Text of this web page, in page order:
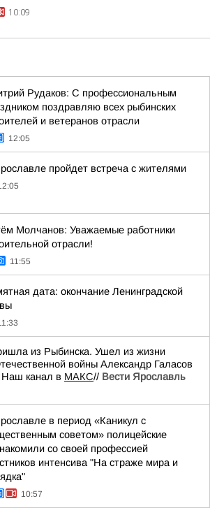
10:09
Рудаков: С профессиональным
поздравляю всех рыбинских
и ветеранов отрасли
12:05
пройдет встреча с жителями
Молчанов: Уважаемые работники
отрасли!
11:55
дата: окончание Ленинградской
из Рыбинска. Ушел из жизни
войны Александр Галасов
канал в МАКС// Вести Ярославль
в период «Каникул с
советом» полицейские
со своей профессией
интенсива "На страже мира и
10:57